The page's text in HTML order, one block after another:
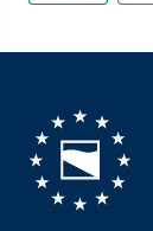
Notizie
eventi
Partecipazione